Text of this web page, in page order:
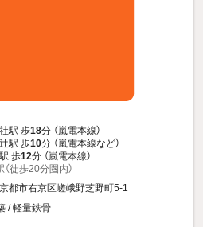
駅 歩18分 （嵐電本線）
駅 歩10分 （嵐電本線など）
歩12分 （嵐電本線）
徒歩20分圏内）
都市右京区嵯峨野芝野町5-1
/ 軽量鉄骨